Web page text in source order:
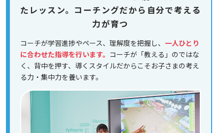
たレッスン。コーチングだから自分で考える
力が育つ
コーチが学習進捗やペース、理解度を把握し、 一人ひとり
に合わせた指導を行います。 コーチが「教える」のではな
く、背中を押す、導くスタイルだからこそお子さまの考え
る力・集中力を養います。